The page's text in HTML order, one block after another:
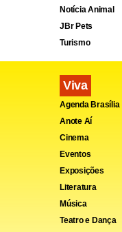
Notícia Animal
JBr Pets
Turismo
Viva
Agenda Brasília
Anote Aí
Cinema
Eventos
Exposições
Literatura
Música
Teatro e Dança